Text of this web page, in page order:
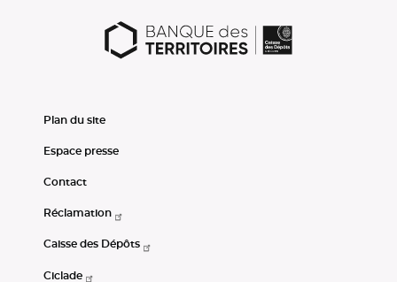
Plan du site
Espace presse
Contact
Réclamation
Caisse des Dépôts
Ciclade